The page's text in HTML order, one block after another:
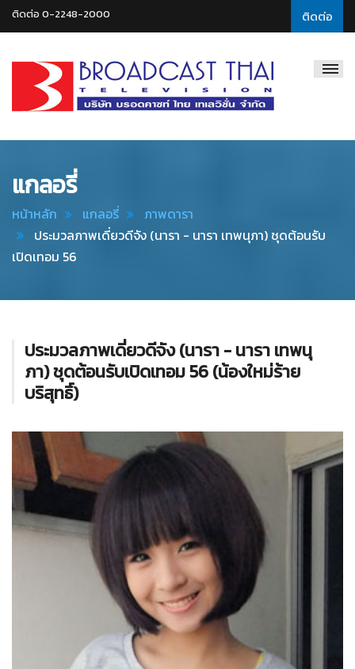
ติดต่อ
ติดต่อ 0-2248-2000
Thai
แกลอรี่
หน้าหลัก แกลอรี่
ภาพดารา
ประมวลภาพเดี่ยวดีจัง (นารา - นารา เทพนุภา) ชุดต้อนรับ
เปิดเทอม 56
ประมวลภาพเดี่ยวดีจัง (นารา - นารา เทพนุ
ภา) ชุดต้อนรับเปิดเทอม 56 (น้องใหม่ร้าย
บริสุทธิ์)